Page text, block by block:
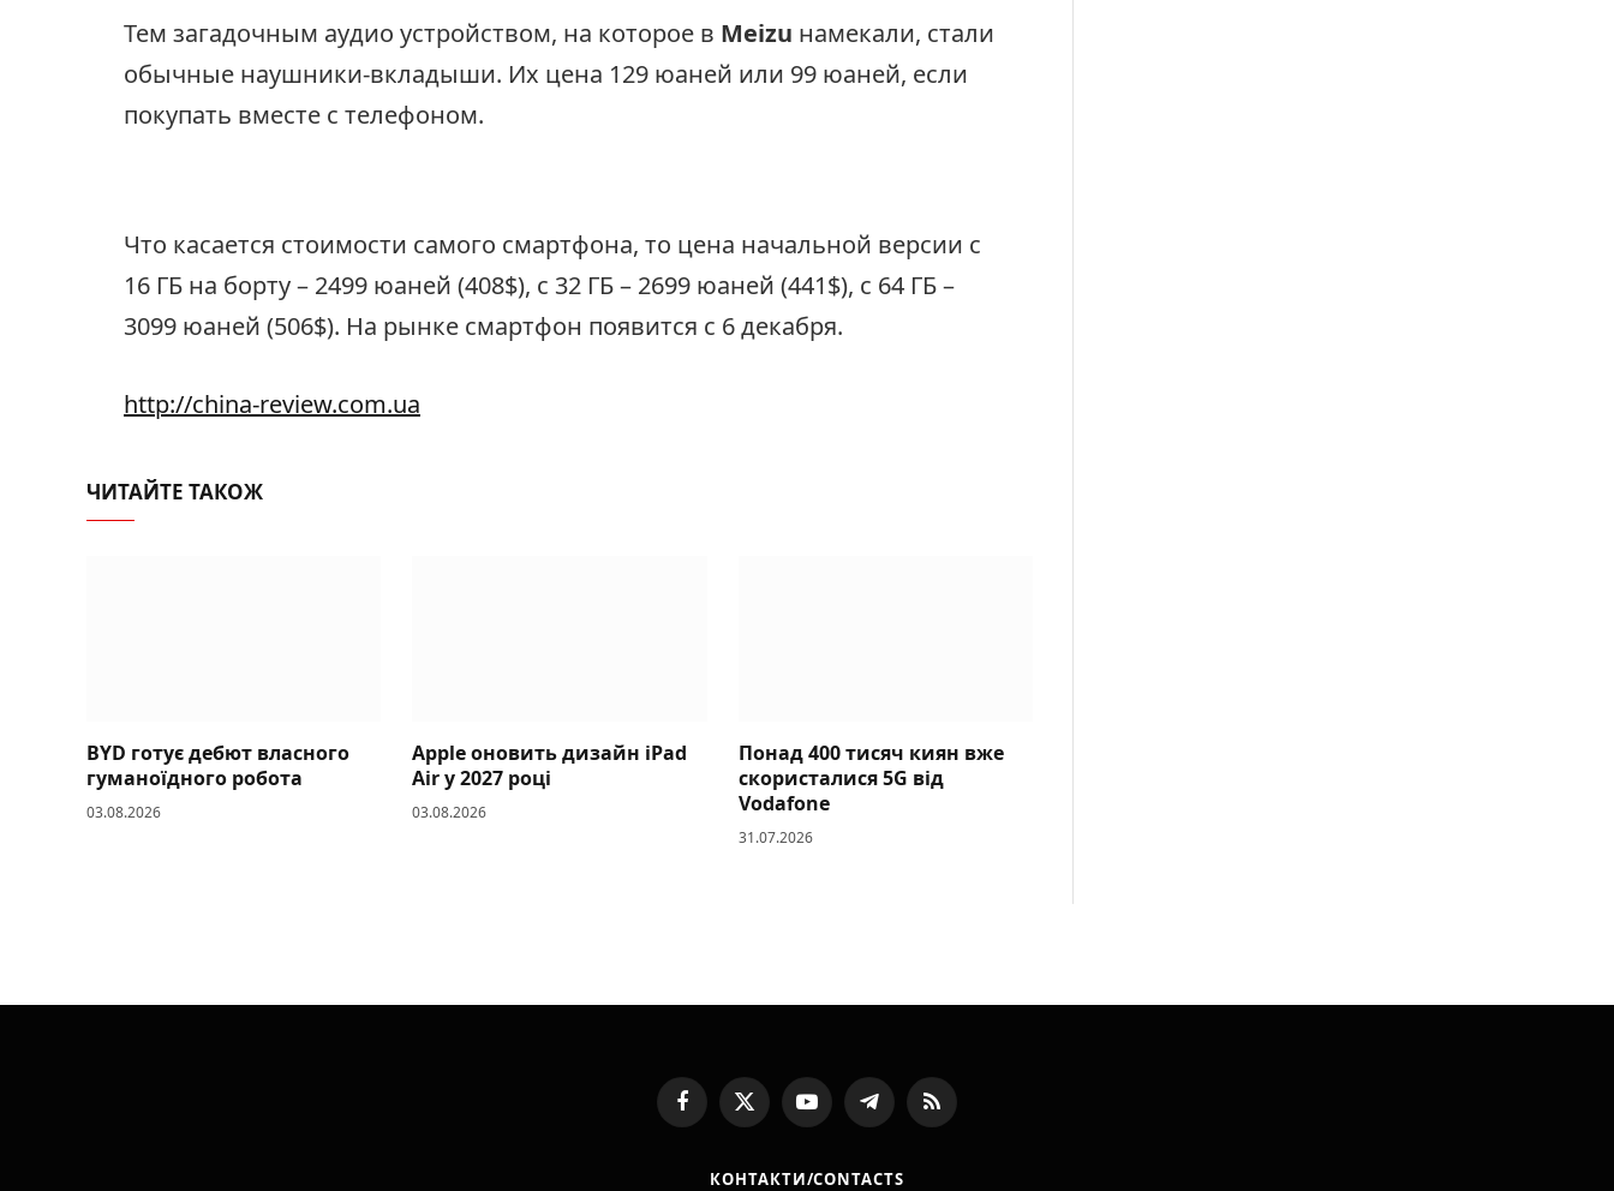
Тем загадочным аудио устройством, на которое в Meizu намекали, стали
обычные наушники-вкладыши. Их цена 129 юаней или 99 юаней, если
покупать вместе с телефоном.
Что касается стоимости самого смартфона, то цена начальной версии с
16 ГБ на борту – 2499 юаней (408$), с 32 ГБ – 2699 юаней (441$), с 64 ГБ –
3099 юаней (506$). На рынке смартфон появится с 6 декабря.
http://china-review.com.ua
ЧИТАЙТЕ ТАКОЖ
BYD готує дебют власного
гуманоїдного робота
03.08.2026
Apple оновить дизайн iPad
Air у 2027 році
03.08.2026
Понад 400 тисяч киян вже
скористалися 5G від
Vodafone
31.07.2026
FacebookX
(Twitter)
YouTube TelegramRSS
КОНТАКТИ/CONTACTS